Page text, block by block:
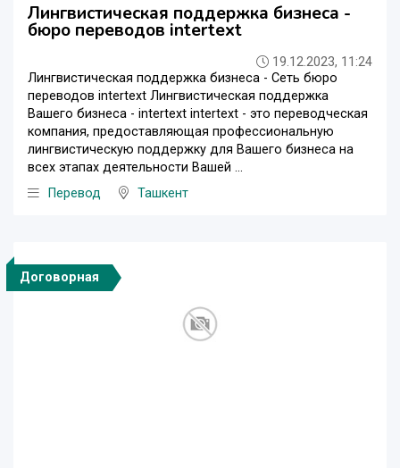
Лингвистическая поддержка бизнеса -
бюро переводов intertext
19.12.2023, 11:24
Лингвистическая поддержка бизнеса - Сеть бюро
переводов intertext Лингвистическая поддержка
Вашего бизнеса - intertext intertext - это переводческая
компания, предоставляющая профессиональную
лингвистическую поддержку для Вашего бизнеса на
всех этапах деятельности Вашей ...
Перевод
Ташкент
Договорная